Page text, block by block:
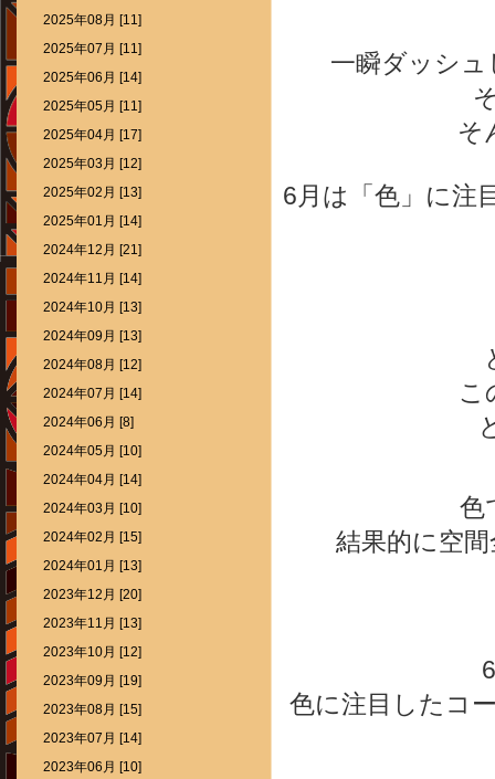
一瞬ダッシ
そ
6月は「色」に注
こ
色
結果的に空
色に注目したコ
2025年08月 [11]
2025年07月 [11]
2025年06月 [14]
2025年05月 [11]
2025年04月 [17]
2025年03月 [12]
2025年02月 [13]
2025年01月 [14]
2024年12月 [21]
2024年11月 [14]
2024年10月 [13]
2024年09月 [13]
2024年08月 [12]
2024年07月 [14]
2024年06月 [8]
2024年05月 [10]
2024年04月 [14]
2024年03月 [10]
2024年02月 [15]
2024年01月 [13]
2023年12月 [20]
2023年11月 [13]
2023年10月 [12]
2023年09月 [19]
2023年08月 [15]
2023年07月 [14]
2023年06月 [10]